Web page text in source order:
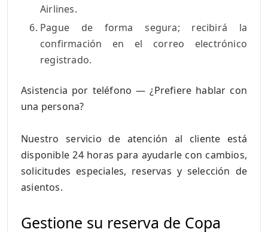
Airlines.
Pague de forma segura; recibirá la
confirmación en el correo electrónico
registrado.
Asistencia por teléfono — ¿Prefiere hablar con
una persona?
Nuestro servicio de atención al cliente está
disponible 24 horas para ayudarle con cambios,
solicitudes especiales, reservas y selección de
asientos.
Gestione su reserva de Copa